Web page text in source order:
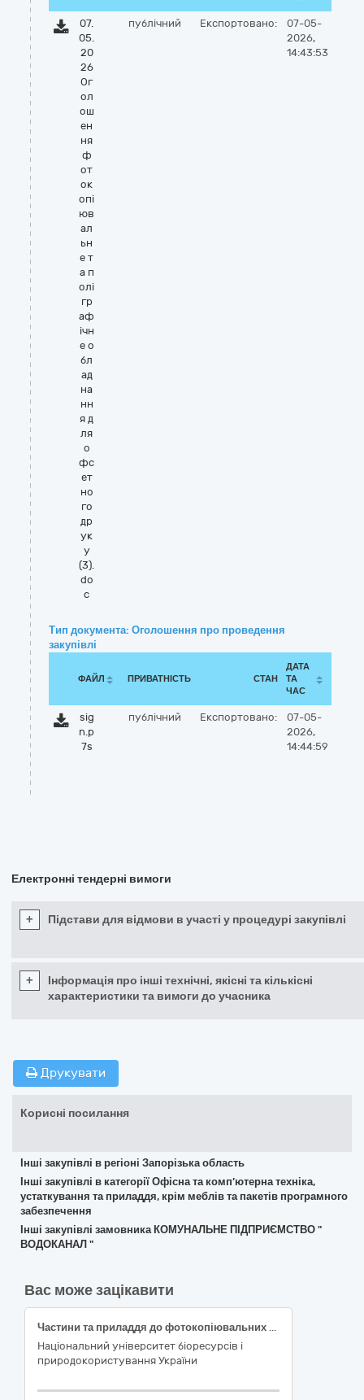
07.
05.
20
26
Ог
ол
ош
ен
ня
ф
от
ок
опі
юв
ал
ьн
е т
а п
олі
гр
аф
ічн
е о
бл
ад
на
нн
я д
ля
о
фс
ет
но
го
др
ук
у
(3).
do
c
публічний Експортовано:
07-05-
2026,
14:43:53
Тип документа: Оголошення про проведення
закупівлі
ФАЙЛ ПРИВАТНІСТЬ СТАН
ДАТА
ТА
ЧАС
sig
n.p
7s
публічний Експортовано:
07-05-
2026,
14:44:59
Електронні тендерні вимоги
+ Підстави для відмови в участі у процедурі закупівлі
+
Інформація про інші технічні, якісні та кількісні
характеристики та вимоги до учасника
Друкувати
Корисні посилання
Інші закупівлі в регіоні Запорізька область
Інші закупівлі в категорії Офісна та комп’ютерна техніка,
устаткування та приладдя, крім меблів та пакетів програмного
забезпечення
Інші закупівлі замовника КОМУНАЛЬНЕ ПІДПРИЄМСТВО "
ВОДОКАНАЛ "
Вас може зацікавити
Частини та приладдя до фотокопіювальних апаратів різні для НДР
Національний університет біоресурсів і
природокористування України